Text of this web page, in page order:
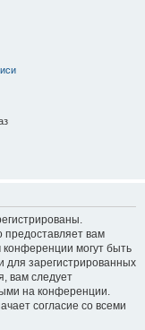
предоставляет вам
могут быть
для зарегистрированных
вам следует
на конференции.
согласие со всеми